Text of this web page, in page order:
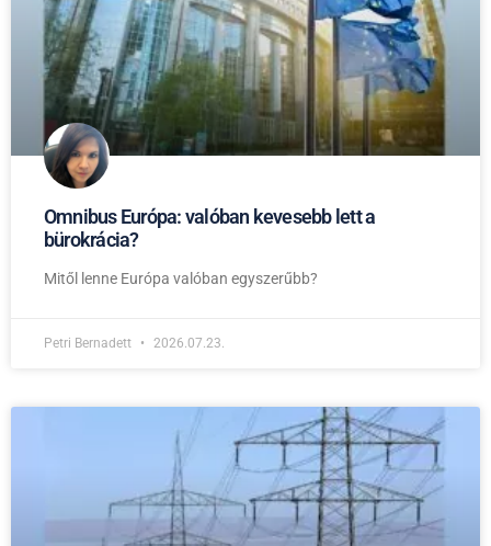
Omnibus Európa: valóban kevesebb lett a
bürokrácia?
Mitől lenne Európa valóban egyszerűbb?
Petri Bernadett 2026.07.23.